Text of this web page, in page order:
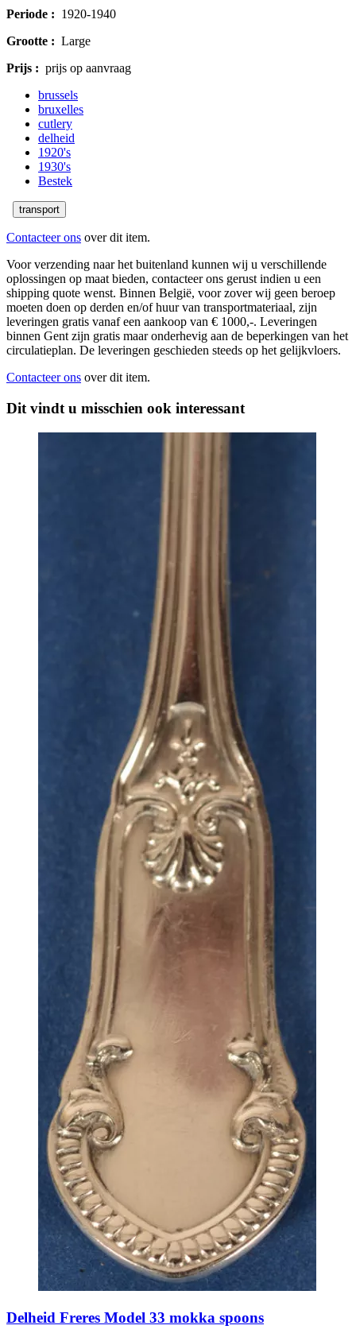
Periode : 1920-1940
Grootte : Large
Prijs : prijs op aanvraag
brussels
bruxelles
cutlery
delheid
1920's
1930's
Bestek
transport
Contacteer ons over dit item.
Voor verzending naar het buitenland kunnen wij u verschillende
oplossingen op maat bieden, contacteer ons gerust indien u een
shipping quote wenst. Binnen België, voor zover wij geen beroep
moeten doen op derden en/of huur van transportmateriaal, zijn
leveringen gratis vanaf een aankoop van € 1000,-. Leveringen
binnen Gent zijn gratis maar onderhevig aan de beperkingen van het
circulatieplan. De leveringen geschieden steeds op het gelijkvloers.
Contacteer ons over dit item.
Dit vindt u misschien ook interessant
Delheid Freres Model 33 mokka spoons